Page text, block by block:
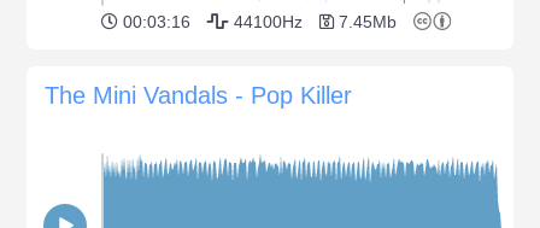
00:03:16 44100Hz 7.45Mb
The Mini Vandals - Pop Killer